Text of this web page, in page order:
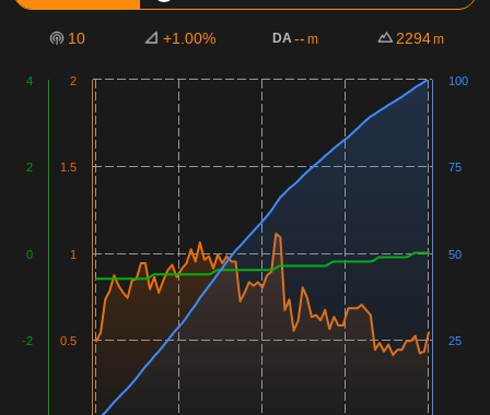
10 +1.00% DA-- m 2294m
0.5
1
1.5
2
-2
0
2
4
25
50
75
100